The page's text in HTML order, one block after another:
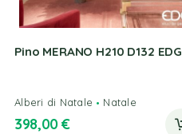
Pino MERANO H210 D132 EDG
Alberi di Natale Natale
398,00€